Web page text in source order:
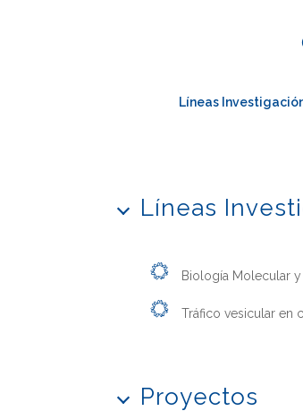
Líneas
Líneas
Biología Molecular
Tráfico vesicular en
Proyectos